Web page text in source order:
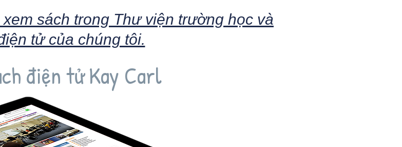
sách trong Thư viện trường học và
tử của chúng tôi.
điện tử Kay Carl